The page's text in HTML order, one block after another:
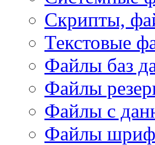
Скрипты,
Текстовые
Файлы баз
Файлы
Файлы с
Файлы